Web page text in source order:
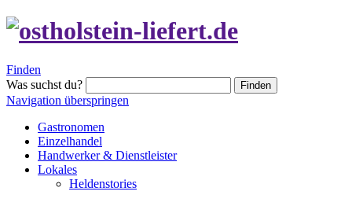
Finden
Was suchst du?
Finden
Navigation überspringen
Gastronomen
Einzelhandel
Handwerker & Dienstleister
Lokales
Heldenstories